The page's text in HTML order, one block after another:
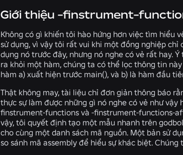
Giới thiệu -finstrument-
Không có gì khiến tôi hào hứng hơn việc tìm hiểu
sử dụng, vì vậy tôi rất vui khi một đồng nghiệp chỉ
dụng nó trước đây, nhưng nó nghe có vẻ rất hay.
ra khỏi một hàm, chúng ta có thể lọc thông tin
hàm a) xuất hiện trước main(), và b) là hàm đầu
Thật không may, tài liệu chỉ đơn giản thông báo
thực sự làm được những gì nó nghe có vẻ như
finstrument-functions và -finstrument-functions-
vậy, tôi quyết định tạo một mẫu nhanh trên
cho cùng một danh sách mã nguồn. Một bản sử
so sánh mã assembly để hiểu sự khác biệt.